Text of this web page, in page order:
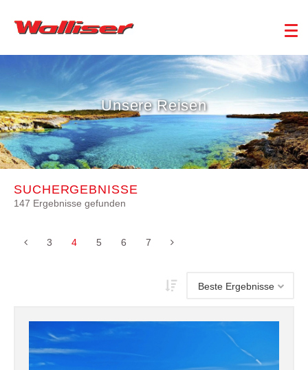
Unsere Reisen
SUCHERGEBNISSE
147 Ergebnisse gefunden
3 4 5 6 7